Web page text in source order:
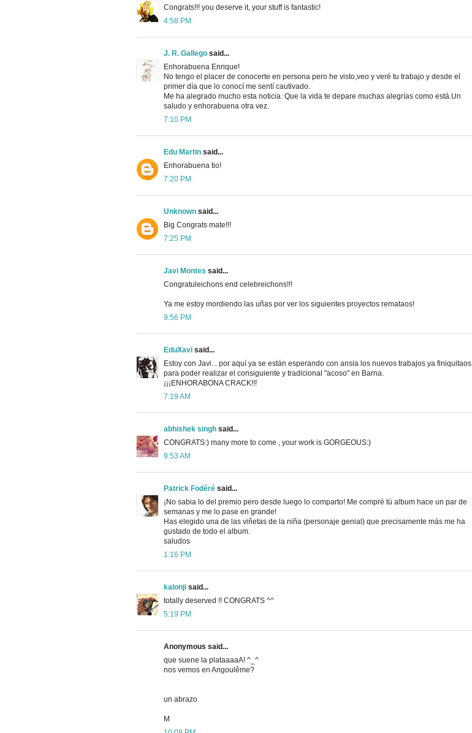
Congrats!!! you deserve it, your stuff is fantastic!
4:58 PM
J. R. Gallego said...
Enhorabuena Enrique!
No tengo el placer de conocerte en persona pero he visto,veo y veré tu trabajo y desde el
primer día que lo conocí me sentí cautivado.
Me ha alegrado mucho esta noticia. Que la vida te depare muchas alegrías como está.Un
saludo y enhorabuena otra vez.
7:10 PM
Edu Martin said...
Enhorabuena tio!
7:20 PM
Unknown said...
Big Congrats mate!!!
7:25 PM
Javi Montes said...
Congratuleichons end celebreichons!!!
Ya me estoy mordiendo las uñas por ver los siguientes proyectos remataos!
9:56 PM
EduXavi said...
Estoy con Javi... por aquí ya se están esperando con ansia los nuevos trabajos ya finiquitaos
para poder realizar el consiguiente y tradicional "acoso" en Barna.
¡¡¡ENHORABONA CRACK!!!
7:19 AM
abhishek singh said...
CONGRATS:) many more to come , your work is GORGEOUS:)
9:53 AM
Patrick Fodéré said...
¡No sabia lo del premio pero desde luego lo comparto! Me compré tú album hace un par de
semanas y me lo pase en grande!
Has elegido una de las viñetas de la niña (personaje genial) que precisamente más me ha
gustado de todo el album.
saludos
1:16 PM
kalonji said...
totally deserved !! CONGRATS ^^
5:19 PM
Anonymous said...
que suene la plataaaaA! ^_^
nos vemos en Angoulême?
un abrazo
M